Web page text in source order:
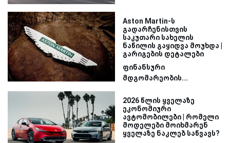
Aston Martin-ს
გადარჩენისთვის
საკუთარი სახელის
ნაწილის გაყიდვა მოუხდა |
გარიგების დეტალები
ფინანსური
მდგომარეობის...
2026 წლის ყველაზე
ეკონომიური
ავტომობილები | რომელი
მოდელები მოიხმარენ
ყველაზე ნაკლებ საწვავს?